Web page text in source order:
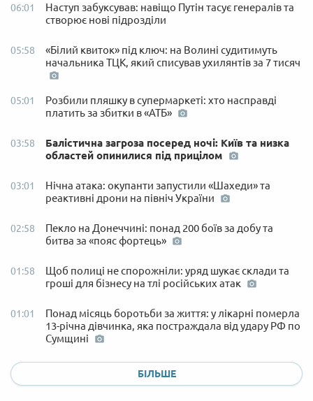
06:01
Наступ забуксував: навіщо Путін тасує генералів та
створює нові підрозділи
05:58
«Білий квиток» під ключ: на Волині судитимуть
начальника ТЦК, який списував ухилянтів за 7 тисяч
05:01
Розбили пляшку в супермаркеті: хто насправді
платить за збитки в «АТБ»
03:58
Балістична загроза посеред ночі: Київ та низка
областей опинилися під прицілом
03:01
Нічна атака: окупанти запустили «Шахеди» та
реактивні дрони на північ України
02:58
Пекло на Донеччині: понад 200 боїв за добу та
битва за «пояс фортець»
01:58
Щоб полиці не спорожніли: уряд шукає склади та
гроші для бізнесу на тлі російських атак
01:01
Понад місяць боротьби за життя: у лікарні померла
13-річна дівчинка, яка постраждала від удару РФ по
Сумщині
БІЛЬШЕ